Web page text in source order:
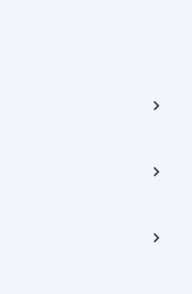
, 트윈트리빌딩) B동 5층
7층, 8층 미소
사자에게 있습니다.